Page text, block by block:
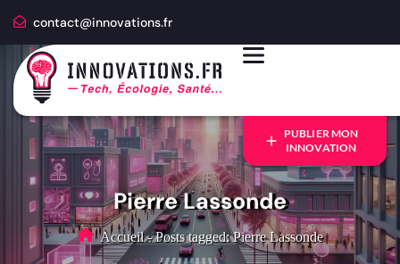
contact@innovations.fr
PUBLIER MON
INNOVATION
Pierre Lassonde
Accueil - Posts tagged: Pierre Lassonde